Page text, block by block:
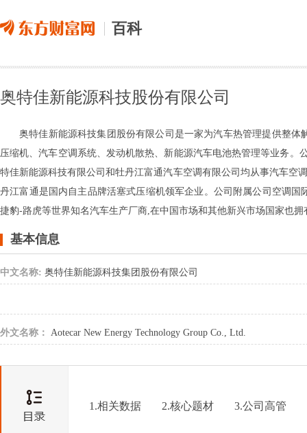
百科
奥特佳新能源科技股份有限公司
奥特佳新能源科技集团股份有限公司是一家为汽车热管理提供整
压缩机、汽车空调系统、发动机散热、新能源汽车电池热管理等业务
特佳新能源科技有限公司和牡丹江富通汽车空调有限公司均从事汽车空
丹江富通是国内自主品牌活塞式压缩机领军企业。公司附属公司空调
捷豹-路虎等世界知名汽车生产厂商,在中国市场和其他新兴市场国家也
基本信息
中文名称: 奥特佳新能源科技集团股份有限公司
外文名称： Aotecar New Energy Technology Group Co., Ltd.
1.相关数据 2.核心题材 3.公司高管